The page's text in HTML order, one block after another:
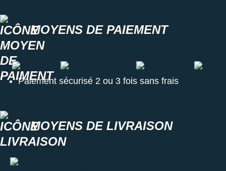
MOYENS DE PAIEMENT
Carte visa Carte master card Carte paypal Carte
Paiement sécurisé 2 ou 3 fois sans frais
MOYENS DE LIVRAISON
Colissimo, Chronopost, Chrono relais ou retrait en magasin